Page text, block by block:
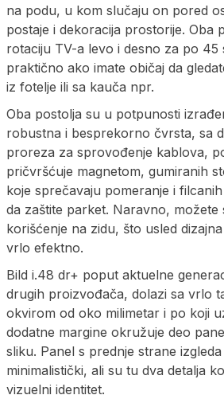
na podu, u kom slučaju on pored
postaje i dekoracija prostorije. Oba
rotaciju TV-a levo i desno za po 45
praktično ako imate običaj da
iz fotelje ili sa kauča npr.
Oba postolja su u potpunosti
robustna i besprekorno čvrsta, sa
proreza za sprovođenje kablova,
pričvršćuje magnetom, gumiranih
koje sprečavaju pomeranje i
da zaštite parket. Naravno, možete
korišćenje na zidu, što usled
vrlo efektno.
Bild i.48 dr+ poput aktuelne
drugih proizvođača, dolazi sa vrlo
okvirom od oko milimetar i po koji
dodatne margine okružuje deo
sliku. Panel s prednje strane
minimalistički, ali su tu dva detalja
vizuelni identitet.